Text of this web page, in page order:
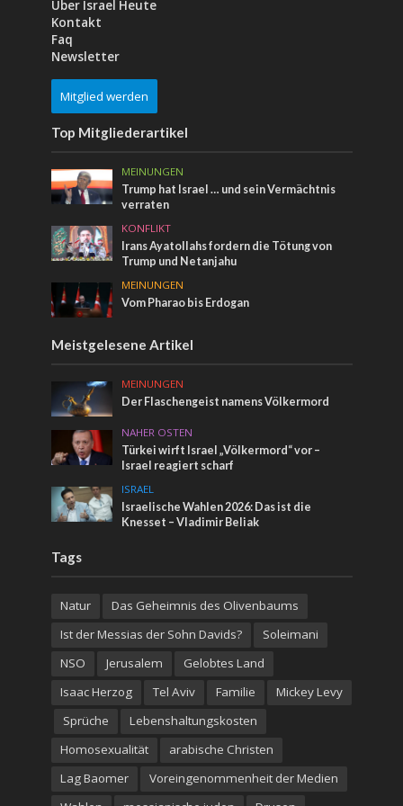
Über Israel Heute
Kontakt
Faq
Newsletter
Mitglied werden
Top Mitgliederartikel
MEINUNGEN
Trump hat Israel … und sein Vermächtnis
verraten
KONFLIKT
Irans Ayatollahs fordern die Tötung von
Trump und Netanjahu
MEINUNGEN
Vom Pharao bis Erdogan
Meistgelesene Artikel
MEINUNGEN
Der Flaschengeist namens Völkermord
NAHER OSTEN
Türkei wirft Israel „Völkermord“ vor –
Israel reagiert scharf
ISRAEL
Israelische Wahlen 2026: Das ist die
Knesset – Vladimir Beliak
Tags
Natur
Das Geheimnis des Olivenbaums
Ist der Messias der Sohn Davids?
Soleimani
NSO
Jerusalem
Gelobtes Land
Isaac Herzog
Tel Aviv Familie
Mickey Levy
Sprüche
Lebenshaltungskosten
Homosexualität
arabische Christen
Lag Baomer
Voreingenommenheit der Medien